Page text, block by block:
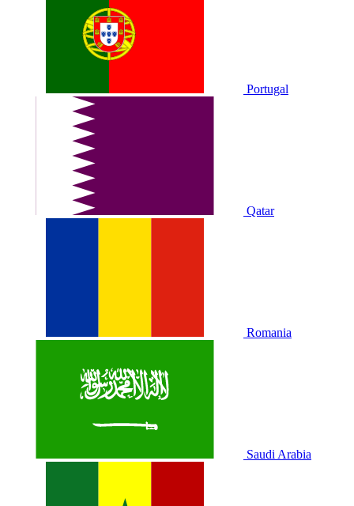
Portugal
Qatar
Romania
Saudi Arabia